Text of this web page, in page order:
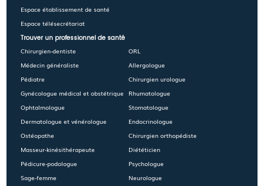
Espace établissement de santé
Espace télésecrétariat
Trouver un professionnel de santé
Chirurgien-dentiste
Médecin généraliste
Pédiatre
Gynécologue médical et obstétrique
Ophtalmologue
Dermatologue et vénérologue
Ostéopathe
Masseur-kinésithérapeute
Pédicure-podologue
Sage-femme
ORL
Allergologue
Chirurgien urologue
Rhumatologue
Stomatologue
Endocrinologue
Chirurgien orthopédiste
Diététicien
Psychologue
Neurologue